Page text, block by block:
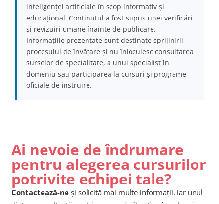
inteligenței artificiale în scop informativ și
educațional. Conținutul a fost supus unei verificări
și revizuiri umane înainte de publicare.
Informațiile prezentate sunt destinate sprijinirii
procesului de învățare și nu înlocuiesc consultarea
surselor de specialitate, a unui specialist în
domeniu sau participarea la cursuri și programe
oficiale de instruire.
Ai nevoie de îndrumare
pentru alegerea cursurilor
potrivite echipei tale?
Contactează-ne și solicită mai multe informații, iar unul